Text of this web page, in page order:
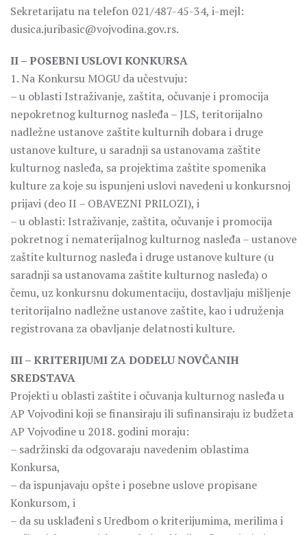
Sekretarijatu na telefon 021/487-45-34, i-mejl:
dusica.juribasic@vojvodina.gov.rs.
II – POSEBNI USLOVI KONKURSA
1. Na Konkursu MOGU da učestvuju:
– u oblasti Istraživanje, zaštita, očuvanje i promocija
nepokretnog kulturnog nasleđa – JLS, teritorijalno
nadležne ustanove zaštite kulturnih dobara i druge
ustanove kulture, u saradnji sa ustanovama zaštite
kulturnog nasleđa, sa projektima zaštite spomenika
kulture za koje su ispunjeni uslovi navedeni u konkursnoj
prijavi (deo II – OBAVEZNI PRILOZI), i
– u oblasti: Istraživanje, zaštita, očuvanje i promocija
pokretnog i nematerijalnog kulturnog nasleđa – ustanove
zaštite kulturnog nasleđa i druge ustanove kulture (u
saradnji sa ustanovama zaštite kulturnog nasleđa) o
čemu, uz konkursnu dokumentaciju, dostavljaju mišljenje
teritorijalno nadležne ustanove zaštite, kao i udruženja
registrovana za obavljanje delatnosti kulture.
III – KRITERIJUMI ZA DODELU NOVČANIH
SREDSTAVA
Projekti u oblasti zaštite i očuvanja kulturnog nasleđa u
AP Vojvodini koji se finansiraju ili sufinansiraju iz budžeta
AP Vojvodine u 2018. godini moraju:
– sadržinski da odgovaraju navedenim oblastima
Konkursa,
– da ispunjavaju opšte i posebne uslove propisane
Konkursom, i
– da su usklađeni s Uredbom o kriterijumima, merilima i